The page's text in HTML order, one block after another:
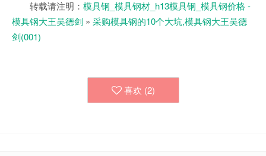
转载请注明： 模具钢_模具钢材_h13模具钢_模具钢价格 -
模具钢大王吴德剑 » 采购模具钢的10个大坑,模具钢大王吴德
剑(001)
喜欢 (2)